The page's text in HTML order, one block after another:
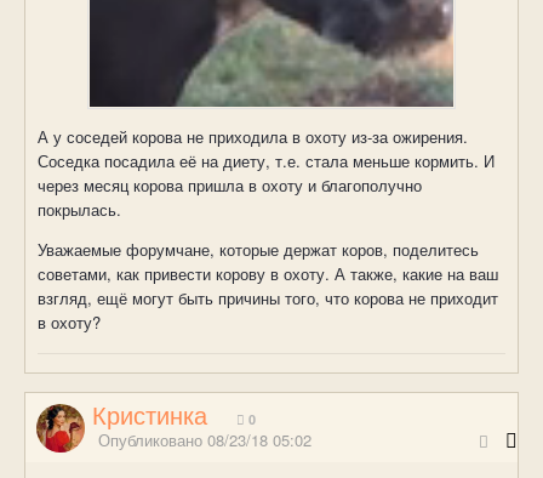
А у соседей корова не приходила в охоту из-за ожирения.
Соседка посадила её на диету, т.е. стала меньше кормить. И
через месяц корова пришла в охоту и благополучно
покрылась.
Уважаемые форумчане, которые держат коров, поделитесь
советами, как привести корову в охоту. А также, какие на ваш
взгляд, ещё могут быть причины того, что корова не приходит
в охоту?
Кристинка 0
Опубликовано 08/23/18 05:02